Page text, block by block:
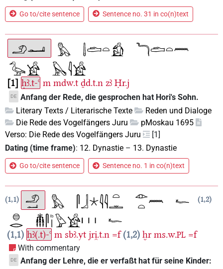
Go to/cite sentence Sentence no. 31 in co(n)text
1 ḥꜣ.t-ꜥ m mdw.t ḏd.t.n zꜣ Ḥr.j
DE Anfang der Rede, die gesprochen hat Hori's Sohn.
Literary Texts / Literarische Texte
Reden und Dialoge
Die Rede des Vogelfängers Juru
pMoskau 1695
Verso: Die Rede des Vogelfängers Juru
[1]
Dating (time frame): 12. Dynastie – 13. Dynastie
Go to/cite sentence Sentence no. 1 in co(n)text
1,1 1,2
1,1 ḥꜣ(.t)-ꜥ m sbꜣ.yt jri̯.t.n =f 1,2 ḫr ms.w.PL =f
With commentary
DE Anfang der Lehre, die er verfaßt hat für seine Kinder: